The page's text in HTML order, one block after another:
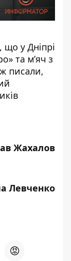
що у Дніпрі
та м’яч з
писали,
Жахалов
Левченко
😡